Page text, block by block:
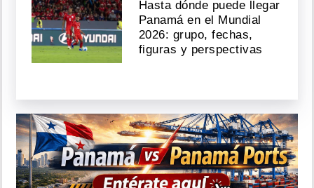
Hasta dónde puede llegar
Panamá en el Mundial
2026: grupo, fechas,
figuras y perspectivas